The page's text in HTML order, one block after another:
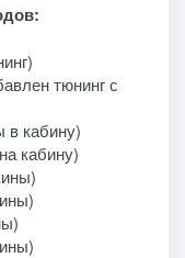
тюнинг с
в кабину)
кабину)